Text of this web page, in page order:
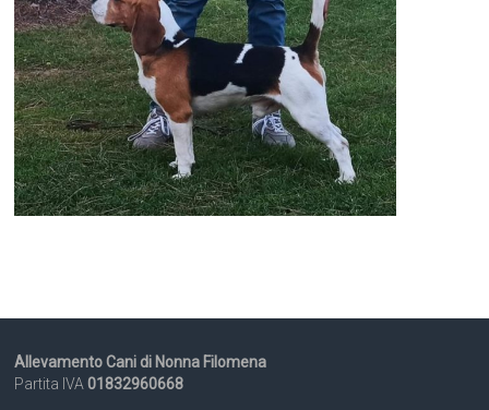
Allevamento Cani di Nonna Filomena
Partita IVA01832960668